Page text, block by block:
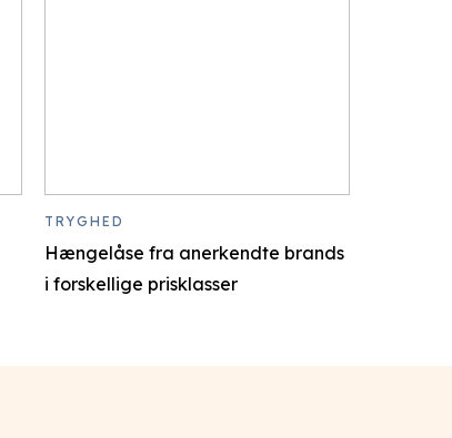
Hængelåse fra anerkendte brands
i forskellige prisklasser
TRYGHED